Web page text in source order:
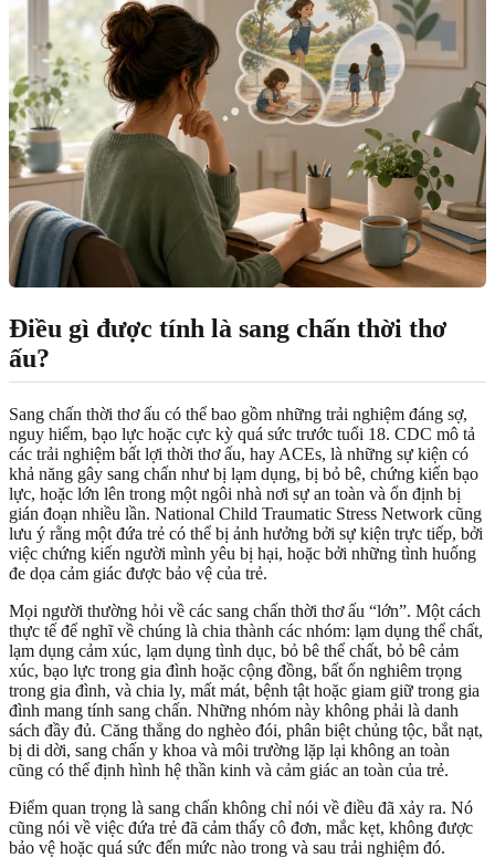
Điều gì được tính là sang chấn thời thơ
ấu?
Sang chấn thời thơ ấu có thể bao gồm những trải nghiệm đáng sợ,
nguy hiểm, bạo lực hoặc cực kỳ quá sức trước tuổi 18. CDC mô tả
các trải nghiệm bất lợi thời thơ ấu, hay ACEs, là những sự kiện có
khả năng gây sang chấn như bị lạm dụng, bị bỏ bê, chứng kiến bạo
lực, hoặc lớn lên trong một ngôi nhà nơi sự an toàn và ổn định bị
gián đoạn nhiều lần. National Child Traumatic Stress Network cũng
lưu ý rằng một đứa trẻ có thể bị ảnh hưởng bởi sự kiện trực tiếp, bởi
việc chứng kiến người mình yêu bị hại, hoặc bởi những tình huống
đe dọa cảm giác được bảo vệ của trẻ.
Mọi người thường hỏi về các sang chấn thời thơ ấu “lớn”. Một cách
thực tế để nghĩ về chúng là chia thành các nhóm: lạm dụng thể chất,
lạm dụng cảm xúc, lạm dụng tình dục, bỏ bê thể chất, bỏ bê cảm
xúc, bạo lực trong gia đình hoặc cộng đồng, bất ổn nghiêm trọng
trong gia đình, và chia ly, mất mát, bệnh tật hoặc giam giữ trong gia
đình mang tính sang chấn. Những nhóm này không phải là danh
sách đầy đủ. Căng thẳng do nghèo đói, phân biệt chủng tộc, bắt nạt,
bị di dời, sang chấn y khoa và môi trường lặp lại không an toàn
cũng có thể định hình hệ thần kinh và cảm giác an toàn của trẻ.
Điểm quan trọng là sang chấn không chỉ nói về điều đã xảy ra. Nó
cũng nói về việc đứa trẻ đã cảm thấy cô đơn, mắc kẹt, không được
bảo vệ hoặc quá sức đến mức nào trong và sau trải nghiệm đó.